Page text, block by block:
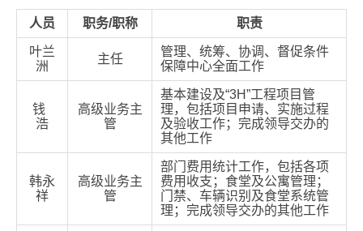
人员 职务/职称 职责
叶兰
洲
主任
管理、统筹、协调、督促条件
保障中心全面工作
钱
浩
高级业务主
管
基本建设及“3H”工程项目管
理，包括项目申请、实施过程
及验收工作；完成领导交办的
其他工作
韩永
祥
高级业务主
管
部门费用统计工作，包括各项
费用收支；食堂及公寓管理；
门禁、车辆识别及食堂系统管
理；完成领导交办的其他工作